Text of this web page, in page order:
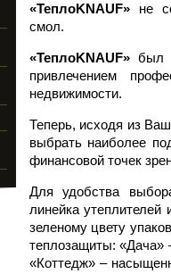
«ТеплоKNAUF» не
смол.
«ТеплоKNAUF» был
привлечением
недвижимости.
Теперь, исходя из
выбрать наиболее
финансовой точек
Для удобства
линейка
зеленому цвету
теплозащиты:
«Коттедж» –